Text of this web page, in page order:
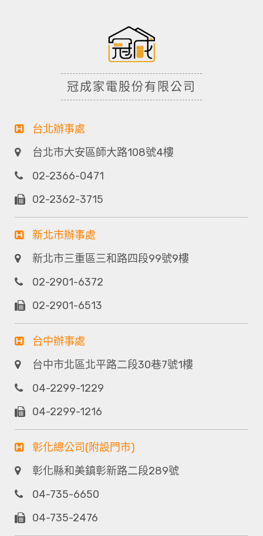
冠成家電股份有限公司
台北辦事處
台北市大安區師大路108號4樓
02-2366-0471
02-2362-3715
新北市辦事處
新北市三重區三和路四段99號9樓
02-2901-6372
02-2901-6513
台中辦事處
台中市北區北平路二段30巷7號1樓
04-2299-1229
04-2299-1216
彰化總公司(附設門市)
彰化縣和美鎮彰新路二段289號
04-735-6650
04-735-2476